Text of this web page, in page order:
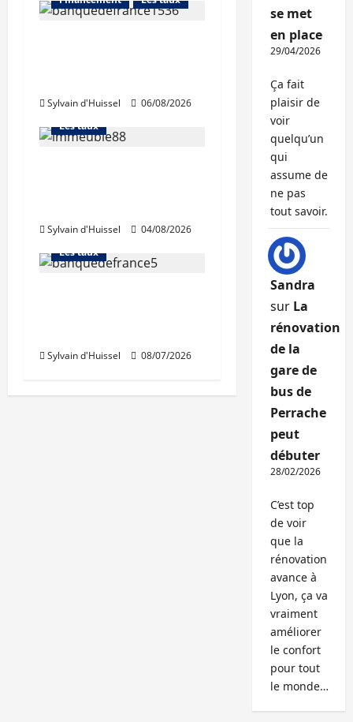
Sylvain d'Huissel 06/08/2026
L'avis des courtiers
Les taux
Sylvain d'Huissel 04/08/2026
L'avis des courtiers
Les taux
Sylvain d'Huissel 08/07/2026
se met
en place
29/04/2026
Ça fait
plaisir de
voir
quelqu’un
qui
assume de
ne pas
tout savoir.
Sandra
sur La
rénovation
de la
gare de
bus de
Perrache
peut
débuter
28/02/2026
C’est top
de voir
que la
rénovation
avance à
Lyon, ça va
vraiment
améliorer
le confort
pour tout
le monde…